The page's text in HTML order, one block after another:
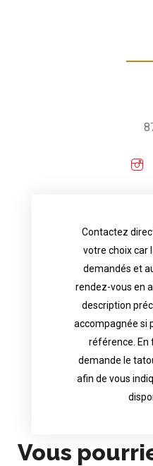
Contactez
votre choix car
demandés et
rendez-vous en
description
accompagnée si
référence. En
demande le
afin de vous
Contact
choice
appointments
accurate
possible
images.
tattoo artist will
Vous